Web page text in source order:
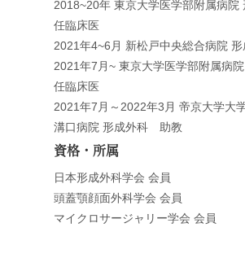
2018~20年 東京大学医学部附属病院
任臨床医
2021年4~6月 新松戸中央総合病院 形
2021年7月~ 東京大学医学部附属病
任臨床医
2021年7月～2022年3月 帝京大学大
溝口病院 形成外科 助教
資格・所属
日本形成外科学会 会員
頭蓋顎顔面外科学会 会員
マイクロサージャリー学会 会員